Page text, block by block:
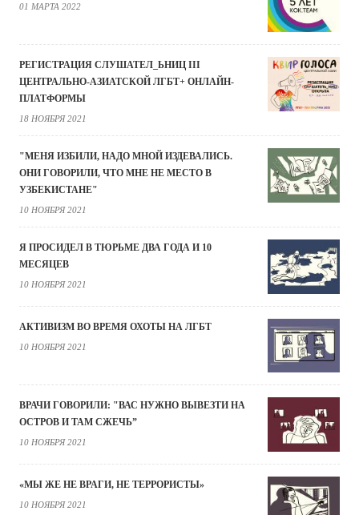
01 МАРТА 2022
РЕГИСТРАЦИЯ СЛУШАТЕЛ_ЬНИЦ III
ЦЕНТРАЛЬНО-АЗИАТСКОЙ ЛГБТ+ ОНЛАЙН-
ПЛАТФОРМЫ
18 НОЯБРЯ 2021
"МЕНЯ ИЗБИЛИ, НАДО МНОЙ ИЗДЕВАЛИСЬ.
ОНИ ГОВОРИЛИ, ЧТО МНЕ НЕ МЕСТО В
УЗБЕКИСТАНЕ"
10 НОЯБРЯ 2021
Я ПРОСИДЕЛ В ТЮРЬМЕ ДВА ГОДА И 10
МЕСЯЦЕВ
10 НОЯБРЯ 2021
АКТИВИЗМ ВО ВРЕМЯ ОХОТЫ НА ЛГБТ
10 НОЯБРЯ 2021
ВРАЧИ ГОВОРИЛИ: "ВАС НУЖНО ВЫВЕЗТИ НА
ОСТРОВ И ТАМ СЖЕЧЬ”
10 НОЯБРЯ 2021
«МЫ ЖЕ НЕ ВРАГИ, НЕ ТЕРРОРИСТЫ»
10 НОЯБРЯ 2021